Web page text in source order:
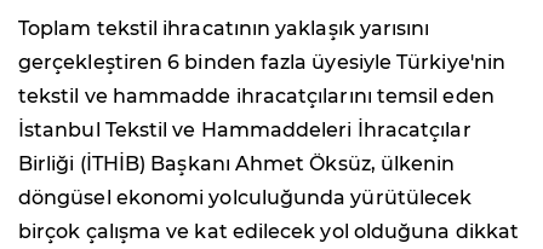
Toplam tekstil ihracatının yaklaşık yarısını
gerçekleştiren 6 binden fazla üyesiyle Türkiye'nin
tekstil ve hammadde ihracatçılarını temsil eden
İstanbul Tekstil ve Hammaddeleri İhracatçılar
Birliği (İTHİB) Başkanı Ahmet Öksüz, ülkenin
döngüsel ekonomi yolculuğunda yürütülecek
birçok çalışma ve kat edilecek yol olduğuna dikkat